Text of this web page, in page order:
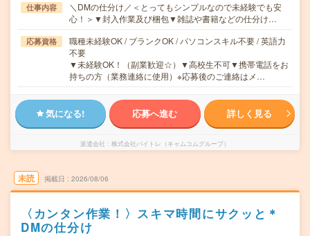
仕事内容
＼DMの仕分け／＜とってもシンプルなので未経験でも安
心！＞▼封入作業及び梱包▼雑誌や書籍などの仕分け…
応募資格
職種未経験OK / ブランクOK / パソコンスキル不要 / 英語力
不要
▼未経験OK！（副業歓迎☆）▼高校生不可▼携帯電話をお
持ちの方（業務連絡に使用）※応募後のご連絡はメ…
気になる! 応募へ進む 詳しく見る
派遣会社 株式会社バイトレ（キャムコムグループ）
未読 掲載日 2026/08/06
〈カンタン作業！〉スキマ時間にサクッと＊
DMの仕分け